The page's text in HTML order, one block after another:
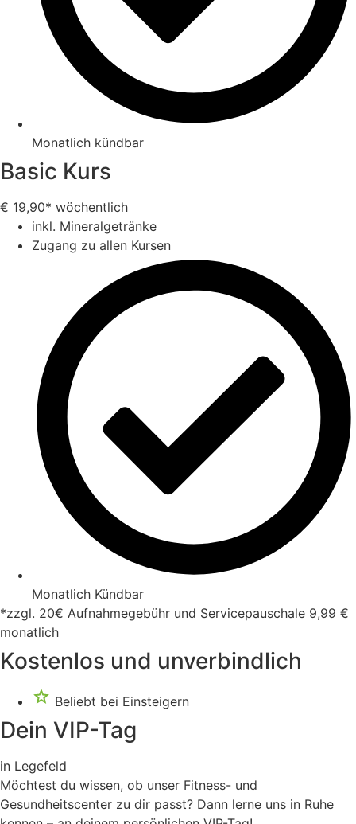
Monatlich kündbar
Basic Kurs
€ 19,90* wöchentlich
inkl. Mineralgetränke
Zugang zu allen Kursen
Monatlich Kündbar
*zzgl. 20€ Aufnahmegebühr und Servicepauschale 9,99 €
monatlich
Kostenlos und unverbindlich
Beliebt bei Einsteigern
Dein VIP-Tag
in Legefeld
Möchtest du wissen, ob unser Fitness- und
Gesundheitscenter zu dir passt? Dann lerne uns in Ruhe